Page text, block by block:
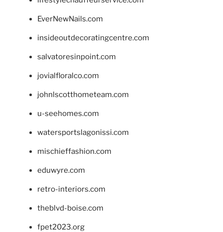
EverNewNails.com
insideoutdecoratingcentre.com
salvatoresinpoint.com
jovialfloralco.com
johnlscotthometeam.com
u-seehomes.com
watersportslagonissi.com
mischieffashion.com
eduwyre.com
retro-interiors.com
theblvd-boise.com
fpet2023.org